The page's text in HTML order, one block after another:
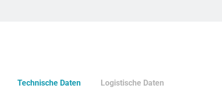
Technische Daten Logistische Daten